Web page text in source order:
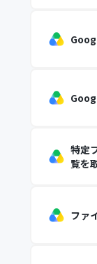
特定
覧を
ファ